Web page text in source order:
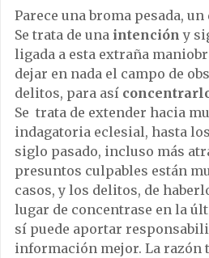
Parece una broma pesada,
Se trata de una intención y
ligada a esta extraña
dejar en nada el campo de
delitos, para así
Se trata de extender hacia
indagatoria eclesial, hasta
siglo pasado, incluso más
presuntos culpables están
casos, y los delitos, de
lugar de concentrase en la
sí puede aportar
información mejor. La razón